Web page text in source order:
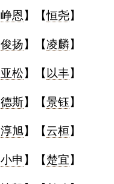
峥恩 】【恒尧】
俊扬】【凌麟】
亚松】【 以丰】
德斯】【景钰】
淳旭】【云桓】
小申 】【楚宜】